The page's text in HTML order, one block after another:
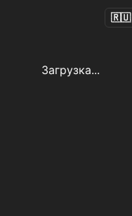
🇷🇺
Загрузка...